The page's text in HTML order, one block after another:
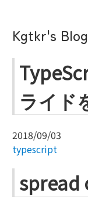
Kgtkr's Blog
ライド
2018/09/03
typescript
spread